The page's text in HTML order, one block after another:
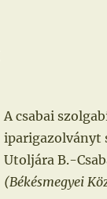
A csabai
iparigazolványt
Utoljára B.-
(Békésmegyei